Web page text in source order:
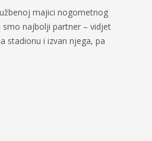
majici nogometnog
smo najbolji partner – vidjet
stadionu i izvan njega, pa